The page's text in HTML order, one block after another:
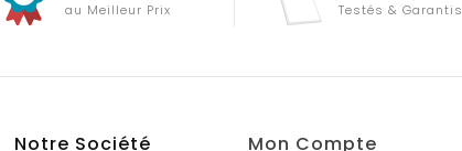
au Meilleur Prix Testés & Garantis
Notre Société Mon Compte